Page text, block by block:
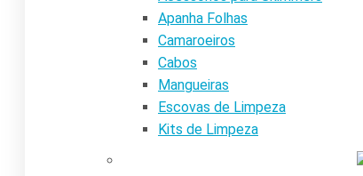
Apanha Folhas
Camaroeiros
Cabos
Mangueiras
Escovas de Limpeza
Kits de Limpeza